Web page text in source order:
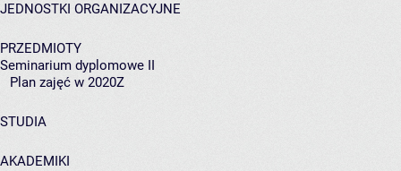
JEDNOSTKI ORGANIZACYJNE
PRZEDMIOTY
Seminarium dyplomowe II
Plan zajęć w 2020Z
STUDIA
AKADEMIKI